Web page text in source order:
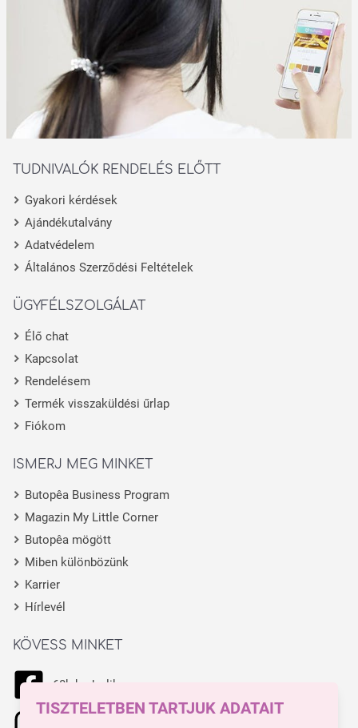
TUDNIVALÓK RENDELÉS ELŐTT
Gyakori kérdések
Ajándékutalvány
Adatvédelem
Általános Szerződési Feltételek
ÜGYFÉLSZOLGÁLAT
Élő chat
Kapcsolat
Rendelésem
Termék visszaküldési űrlap
Fiókom
ISMERJ MEG MINKET
Butopêa Business Program
Magazin My Little Corner
Butopêa mögött
Miben különbözünk
Karrier
Hírlevél
KÖVESS MINKET
68k kedvelik
TISZTELETBEN TARTJUK ADATAIT